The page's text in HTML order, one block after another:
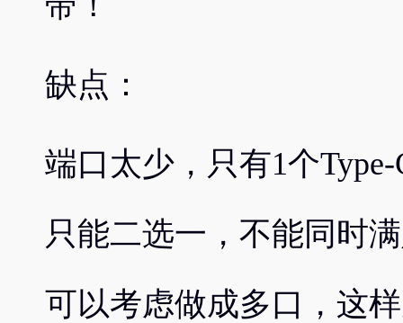
缺点：
端口太少，只有1个
只能二选一，不能同时
可以考虑做成多口，这